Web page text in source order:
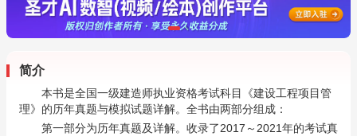
简介
本书是全国一级建造师执业资格考试科目《建设工程项目管
理》的历年真题与模拟试题详解。全书由两部分组成：
第一部分为历年真题及详解。收录了2017～2021年的考试真